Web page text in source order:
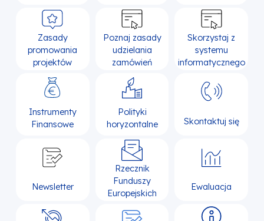
Zasady
promowania
projektów
Poznaj zasady
udzielania
zamówień
Skorzystaj z
systemu
informatycznego
Instrumenty
Finansowe
Polityki
horyzontalne
Skontaktuj się
Newsletter
Rzecznik
Funduszy
Europejskich
Ewaluacja